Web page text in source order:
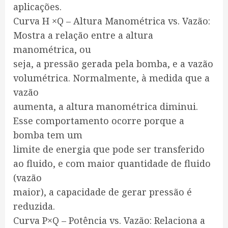
aplicações.
Curva H ×Q – Altura Manométrica vs. Vazão:
Mostra a relação entre a altura
manométrica, ou
seja, a pressão gerada pela bomba, e a vazão
volumétrica. Normalmente, à medida que a
vazão
aumenta, a altura manométrica diminui.
Esse comportamento ocorre porque a
bomba tem um
limite de energia que pode ser transferido
ao fluido, e com maior quantidade de fluido
(vazão
maior), a capacidade de gerar pressão é
reduzida.
Curva P×Q – Potência vs. Vazão: Relaciona a